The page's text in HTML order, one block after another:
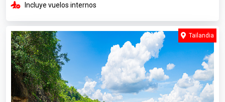
Incluye vuelos internos
Tailandia